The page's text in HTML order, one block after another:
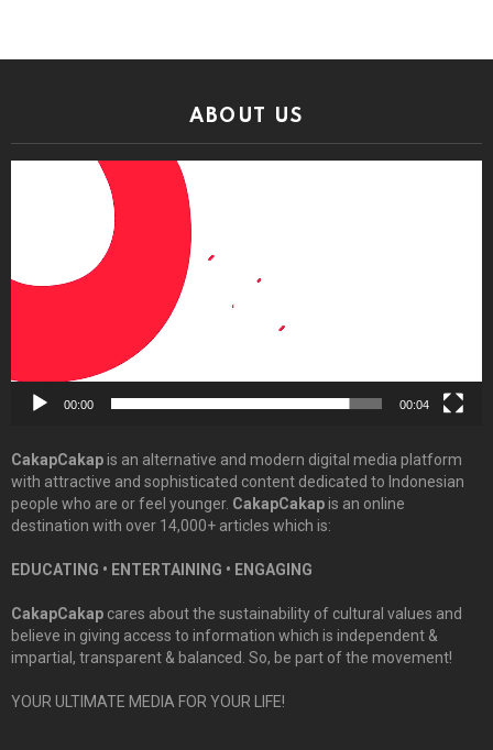
ABOUT US
00:00 00:04
CakapCakapis an alternative and modern digital media platform
with attractive and sophisticated content dedicated to Indonesian
people who are or feel younger. CakapCakapis an online
destination with over 14,000+ articles which is:
EDUCATING • ENTERTAINING • ENGAGING
CakapCakap cares about the sustainability of cultural values and
believe in giving access to information which is independent &
impartial, transparent & balanced. So, be part of the movement!
YOUR ULTIMATE MEDIA FOR YOUR LIFE!